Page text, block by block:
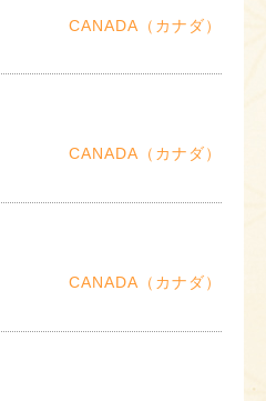
CANADA（カナダ）
CANADA（カナダ）
CANADA（カナダ）